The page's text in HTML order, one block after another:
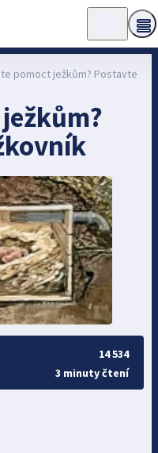
pomoct ježkům? Postavte
14 534
3 minuty čtení